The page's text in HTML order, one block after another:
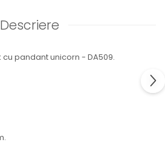
Descriere
pandant unicorn - DA509.